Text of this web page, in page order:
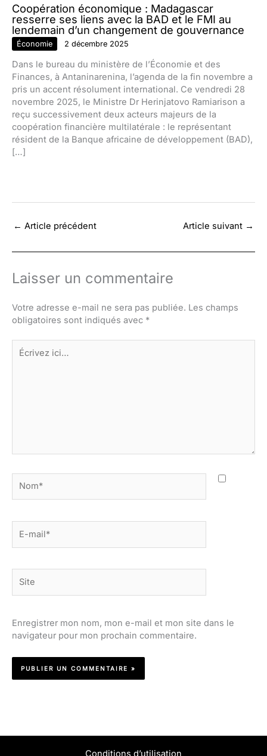
Coopération économique : Madagascar
resserre ses liens avec la BAD et le FMI au
lendemain d’un changement de gouvernance
Économie 2 décembre 2025
Dans le bureau du ministère de l’Économie et des
Finances, à Antaninarenina, l’agenda de la fin novembre a
pris un accent résolument international. Ce vendredi 28
novembre 2025, le Ministre Dr Herinjatovo Ramiarison a
reçu successivement deux acteurs majeurs de la
coopération financière multilatérale : le représentant
résident de la Banque africaine de développement (BAD),
[…]
← Article précédent Article suivant →
Laisser un commentaire
Votre adresse e-mail ne sera pas publiée. Les champs
obligatoires sont indiqués avec *
Écrivez
ici…
mail*
Enregistrer mon nom, mon e-mail et mon site dans le
navigateur pour mon prochain commentaire.
Conditions d’utilisation